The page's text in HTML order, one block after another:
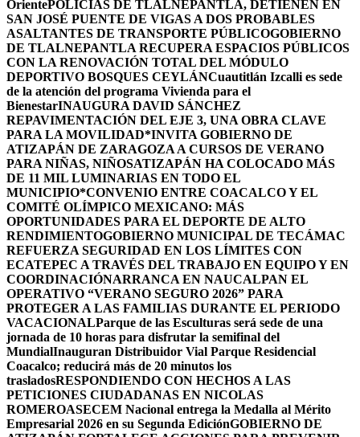
OrientePOLICÍAS DE TLALNEPANTLA, ​DETIENEN EN
SAN JOSÉ PUENTE DE VIGAS A DOS PROBABLES
ASALTANTES DE TRANSPORTE PÚBLICOGOBIERNO
DE TLALNEPANTLA RECUPERA ESPACIOS PÚBLICOS
CON LA RENOVACIÓN TOTAL DEL MÓDULO
DEPORTIVO BOSQUES CEYLÁNCuautitlán Izcalli es sede
de la atención del programa Vivienda para el
BienestarINAUGURA DAVID SÁNCHEZ
REPAVIMENTACIÓN DEL EJE 3, UNA OBRA CLAVE
PARA LA MOVILIDAD*INVITA GOBIERNO DE
ATIZAPÁN DE ZARAGOZA A CURSOS DE VERANO
PARA NIÑAS, NIÑOSATIZAPÁN HA COLOCADO MÁS
DE 11 MIL LUMINARIAS EN TODO EL
MUNICIPIO*CONVENIO ENTRE COACALCO Y EL
COMITÉ OLÍMPICO MEXICANO: MÁS
OPORTUNIDADES PARA EL DEPORTE DE ALTO
RENDIMIENTOGOBIERNO MUNICIPAL DE TECÁMAC
REFUERZA SEGURIDAD EN LOS LÍMITES CON
ECATEPEC A TRAVÉS DEL TRABAJO EN EQUIPO Y EN
COORDINACIÓNARRANCA EN NAUCALPAN EL
OPERATIVO “VERANO SEGURO 2026” PARA
PROTEGER A LAS FAMILIAS DURANTE EL PERIODO
VACACIONALParque de las Esculturas será sede de una
jornada de 10 horas para disfrutar la semifinal del
MundialInauguran Distribuidor Vial Parque Residencial
Coacalco; reducirá más de 20 minutos los
trasladosRESPONDIENDO CON HECHOS A LAS
PETICIONES CIUDADANAS EN NICOLAS
ROMEROASECEM Nacional entrega la Medalla al Mérito
Empresarial 2026 en su Segunda EdiciónGOBIERNO DE